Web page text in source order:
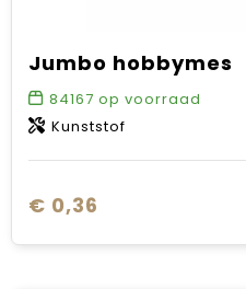
Jumbo hobbymes
84167 op voorraad
Kunststof
€ 0,36